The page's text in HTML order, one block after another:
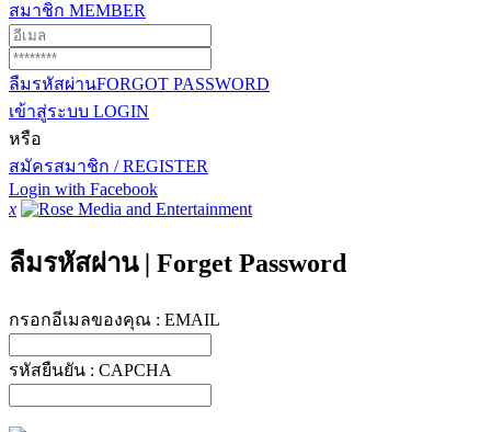
สมาชิก MEMBER
ลืมรหัสผ่านFORGOT PASSWORD
เข้าสู่ระบบ LOGIN
หรือ
สมัครสมาชิก / REGISTER
Login with Facebook
x
ลืมรหัสผ่าน | Forget Password
กรอกอีเมลของคุณ : EMAIL
รหัสยืนยัน : CAPCHA